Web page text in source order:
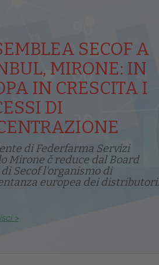
SECOF A
MIRONE: IN
IN CRESCITA I
DI
di Federfarma Servizi
Mirone č reduce dal Board
Secof l'organismo di
europea dei
>